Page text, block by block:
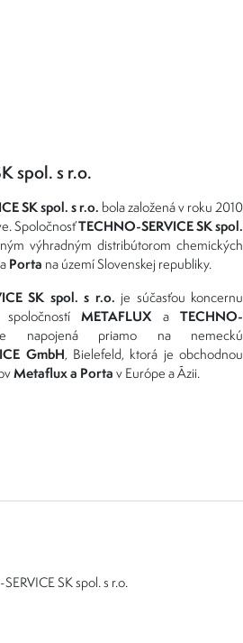
spol. s r.o.
SK spol. s r.o. bola založená v roku 2010
SpoločnosťTECHNO-SERVICE SK spol.
výhradným distribútorom chemických
a Porta na území Slovenskej republiky.
SK spol. s r.o. je súčasťou koncernu
METAFLUXa TECHNO-
napojená priamo na nemeckú
GmbH, Bielefeld, ktorá je obchodnou
Metaflux a Porta v Európe a Ázii.
SK spol. s r.o.